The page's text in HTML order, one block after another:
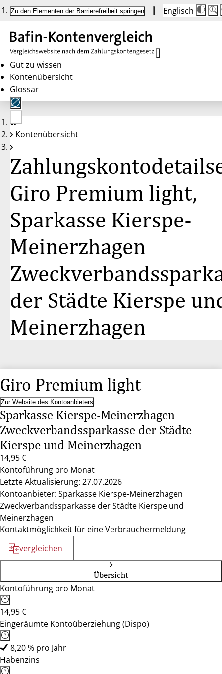
Zu den Elementen der Barrierefreiheit springen Englisch
Die
auf
100
100
Gut zu wissen
Kontenübersicht
Glossar
Keine
Konten
Kontenübersicht
Giro Premium light,
Sparkasse Kierspe-
Meinerzhagen
der Städte Kierspe
Meinerzhagen
Giro Premium light
Zur Website des Kontoanbieters
Sparkasse Kierspe-Meinerzhagen
Zweckverbandssparkasse der Städte
Kierspe und Meinerzhagen
14,95 €
Kontoführung pro Monat
Letzte Aktualisierung: 27.07.2026
Kontoanbieter: Sparkasse Kierspe-Meinerzhagen
Zweckverbandssparkasse der Städte Kierspe und
Meinerzhagen
Kontaktmöglichkeit für eine Verbrauchermeldung
vergleichen
Übersicht
Kontoführung pro Monat
14,95 €
Eingeräumte Kontoüberziehung (Dispo)
8,20 % pro Jahr
Habenzins